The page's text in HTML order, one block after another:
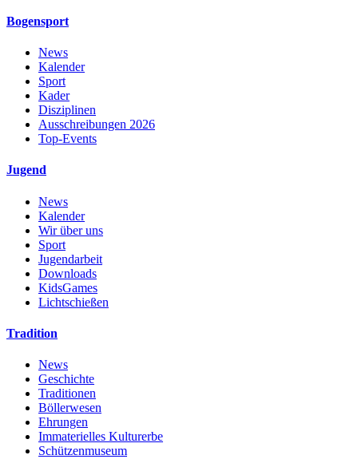
Bogensport
News
Kalender
Sport
Kader
Disziplinen
Ausschreibungen 2026
Top-Events
Jugend
News
Kalender
Wir über uns
Sport
Jugendarbeit
Downloads
KidsGames
Lichtschießen
Tradition
News
Geschichte
Traditionen
Böllerwesen
Ehrungen
Immaterielles Kulturerbe
Schützenmuseum